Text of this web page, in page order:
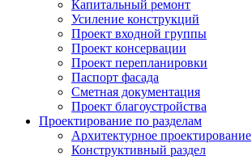
Капитальный ремонт
Усиление конструкций
Проект входной группы
Проект консервации
Проект перепланировки
Паспорт фасада
Сметная документация
Проект благоустройства
Проектирование по разделам
Архитектурное проектирование
Конструктивный раздел